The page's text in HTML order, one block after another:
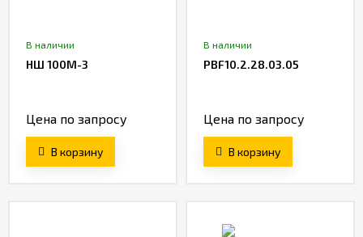
В наличии
НШ 100М-3
Цена по запросу
В корзину
В наличии
PBF10.2.28.03.05
Цена по запросу
В корзину